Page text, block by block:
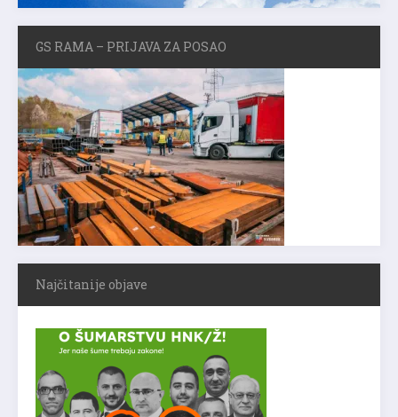
GS RAMA – PRIJAVA ZA POSAO
Najčitanije objave